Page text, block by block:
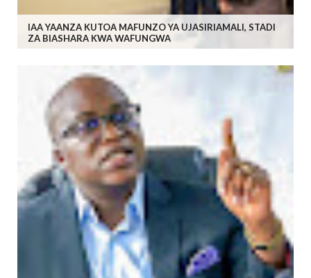
IAA YAANZA KUTOA MAFUNZO YA UJASIRIAMALI, STADI
ZA BIASHARA KWA WAFUNGWA